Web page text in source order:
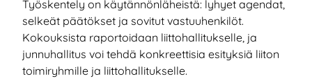
Työskentely on käytännönläheistä: lyhyet agendat,
selkeät päätökset ja sovitut vastuuhenkilöt.
Kokouksista raportoidaan liittohallitukselle, ja
junnuhallitus voi tehdä konkreettisia esityksiä liiton
toimiryhmille ja liittohallitukselle.